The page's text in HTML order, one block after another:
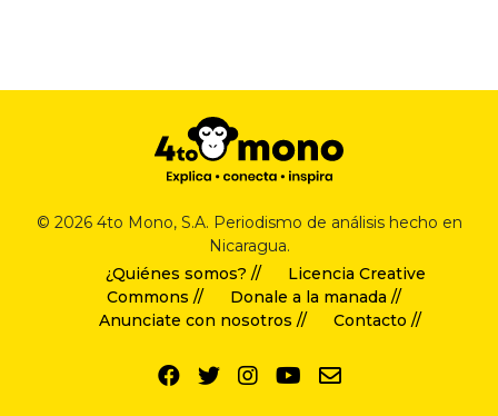
© 2026 4to Mono, S.A. Periodismo de análisis hecho en
Nicaragua.
¿Quiénes somos? //
Licencia Creative
Commons //
Donale a la manada //
Anunciate con nosotros //
Contacto //